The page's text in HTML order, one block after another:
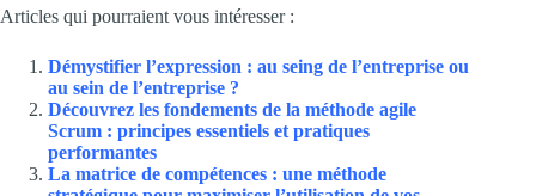
Articles qui pourraient vous intéresser :
Démystifier l’expression : au seing de l’entreprise ou
au sein de l’entreprise ?
Découvrez les fondements de la méthode agile
Scrum : principes essentiels et pratiques
performantes
La matrice de compétences : une méthode